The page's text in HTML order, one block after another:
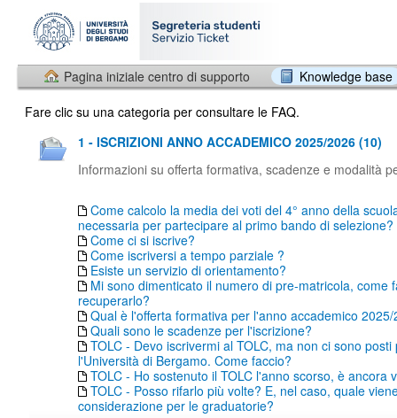
Pagina iniziale centro di supporto
Knowledge base
Fare clic su una categoria per consultare le FAQ.
1 - ISCRIZIONI ANNO ACCADEMICO 2025/2026 (10)
Informazioni su offerta formativa, scadenze e modalità
Come calcolo la media dei voti del 4° anno della
necessaria per partecipare al primo bando di selezione?
Come ci si iscrive?
Come iscriversi a tempo parziale ?
Esiste un servizio di orientamento?
Mi sono dimenticato il numero di pre-matricola, come
recuperarlo?
Qual è l'offerta formativa per l'anno accademico
Quali sono le scadenze per l'iscrizione?
TOLC - Devo iscrivermi al TOLC, ma non ci sono posti
l'Università di Bergamo. Come faccio?
TOLC - Ho sostenuto il TOLC l'anno scorso, è ancora
TOLC - Posso rifarlo più volte? E, nel caso, quale
considerazione per le graduatorie?